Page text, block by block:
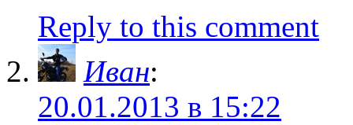
Reply to this comment
Иван:
20.01.2013 в 15:22